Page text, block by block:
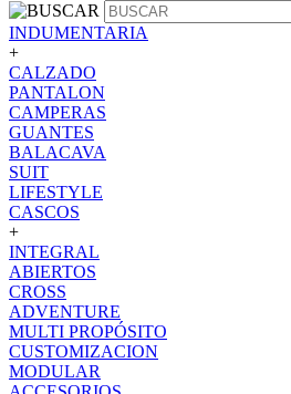
INDUMENTARIA
+
CALZADO
PANTALON
CAMPERAS
GUANTES
BALACAVA
SUIT
LIFESTYLE
CASCOS
+
INTEGRAL
ABIERTOS
CROSS
ADVENTURE
MULTI PROPÓSITO
CUSTOMIZACION
MODULAR